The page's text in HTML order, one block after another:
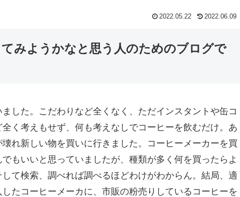
2022.05.22 2022.06.09
みようかなと思う人のためのブログで
した。こだわりなど全くなく、ただインスタントや缶コ
く考えもせず、何も考えなしでコーヒーを飲むだけ。あ
れ新しい物を買いに行きました。コーヒーメーカーを買
もいいと思っていましたが、種類が多く何を買ったらよ
て検索、調べれば調べるほどわけがわからん。結局、適
たコーヒーメーカに、市販の粉売りしているコーヒーを